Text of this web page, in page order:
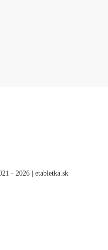
- 2026 | etabletka.sk